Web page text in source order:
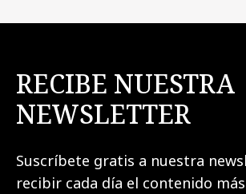
RECIBE NUESTRA
NEWSLETTER
Suscríbete gratis a nuestra
recibir cada día el contenido